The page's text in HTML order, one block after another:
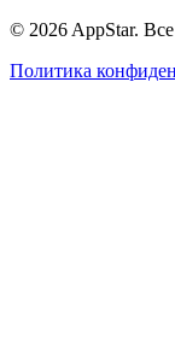
© 2026 AppStar.
Политика